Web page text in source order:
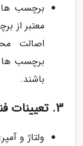
برچسب ها
معتبر از
اصالت
برچسب ها
باشند.
3. تعیینات فنی
ولتاژ و